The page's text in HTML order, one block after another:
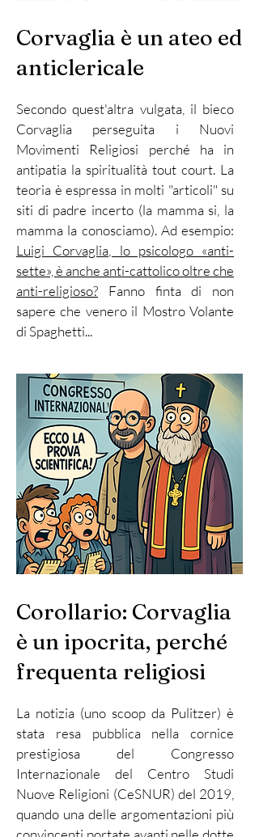
Corvaglia è un ateo ed
anticlericale
Secondo quest'altra vulgata, il bieco
Corvaglia perseguita i Nuovi
Movimenti Religiosi perché ha in
antipatia la spiritualità tout court. La
teoria è espressa in molti "articoli" su
siti di padre incerto (la mamma si, la
mamma la conosciamo). Ad esempio:
Luigi Corvaglia, lo psicologo «anti-
sette», è anche anti-cattolico oltre che
anti-religioso? Fanno finta di non
sapere che venero il Mostro Volante
di Spaghetti...
Corollario: Corvaglia
è un ipocrita, perché
frequenta religiosi
La notizia (uno scoop da Pulitzer) è
stata resa pubblica nella cornice
prestigiosa del Congresso
Internazionale del Centro Studi
Nuove Religioni (CeSNUR) del 2019,
quando una delle argomentazioni più